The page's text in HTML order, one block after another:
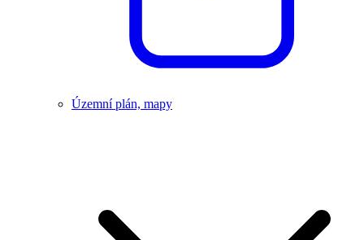
Územní plán, mapy